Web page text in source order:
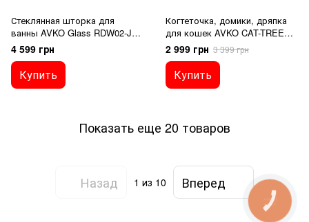
Стеклянная шторка для
ванны AVKO Glass RDW02-J2
100x140 Black
4 599 грн
Купить
Когтеточка, домики, дряпка
для кошек AVKO CAT-TREE
1950
2 999 грн 3 399 грн
Купить
Показать еще 20 товаров
Назад 1 из 10 Вперед
КНОПКА
ЗВ'ЯЗКУ